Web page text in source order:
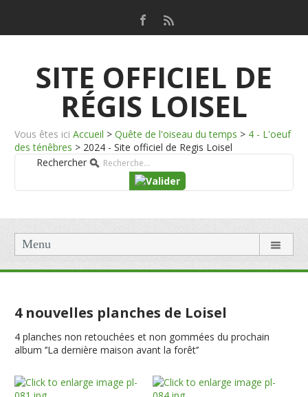
SITE OFFICIEL DE
RÉGIS LOISEL
Vous êtes ici Accueil > Quête de l'oiseau du temps > 4 - L'oeuf
des ténêbres > 2024 - Site officiel de Regis Loisel
Rechercher
Menu
4 nouvelles planches de Loisel
4 planches non retouchées et non gommées du prochain
album ‘’La dernière maison avant la forêt‘’